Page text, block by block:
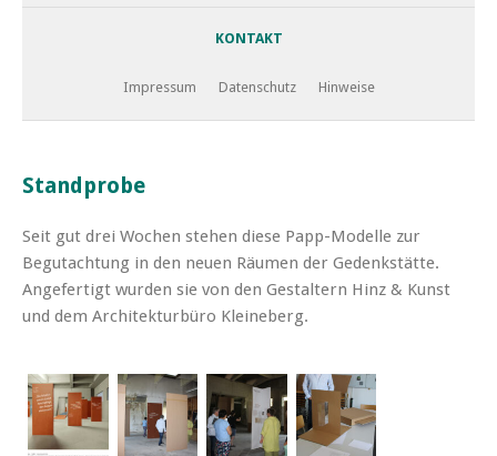
KONTAKT
Impressum Datenschutz Hinweise
Standprobe
Seit gut drei Wochen stehen diese Papp-Modelle zur
Begutachtung in den neuen Räumen der Gedenkstätte.
Angefertigt wurden sie von den Gestaltern Hinz & Kunst
und dem Architekturbüro Kleineberg.